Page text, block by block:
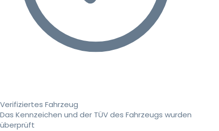
Verifiziertes Fahrzeug
Das Kennzeichen und der TÜV des Fahrzeugs wurden
überprüft